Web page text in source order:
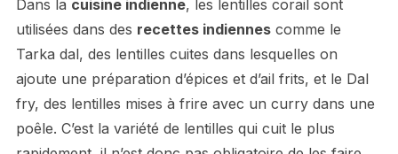
Dans la cuisine indienne, les lentilles corail sont
utilisées dans des recettes indiennescomme le
Tarka dal, des lentilles cuites dans lesquelles on
ajoute une préparation d’épices et d’ail frits, et le Dal
fry, des lentilles mises à frire avec un curry dans une
poêle. C’est la variété de lentilles qui cuit le plus